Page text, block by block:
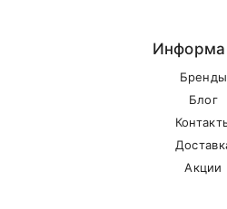
Бренды
Блог
Акции